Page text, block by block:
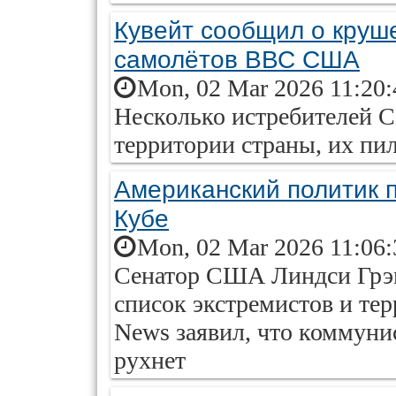
Кувейт сообщил о
самолётов ВВС США
Mon, 02 Mar 2026
Несколько
территории страны, их
Американский политик
Кубе
Mon, 02 Mar 2026
Сенатор США Линдси
список экстремистов и
News заявил, что
рухнет